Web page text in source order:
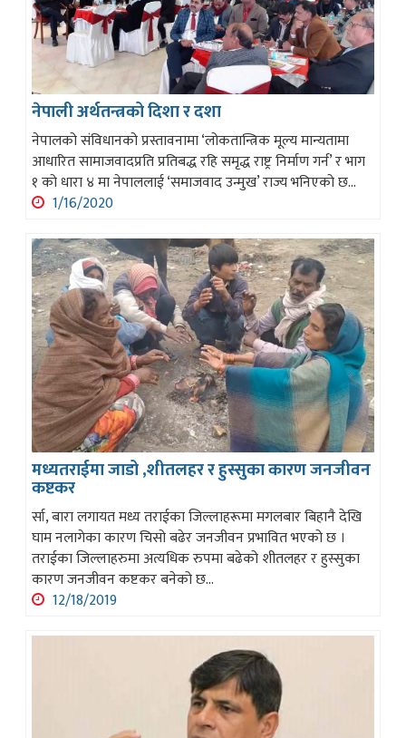
नेपाली अर्थतन्त्रको दिशा र दशा
नेपालको संविधानको प्रस्तावनामा ‘लोकतान्त्रिक मूल्य मान्यतामा
आधारित सामाजवादप्रति प्रतिबद्ध रहि समृद्ध राष्ट्र निर्माण गर्न’ र भाग
१ को धारा ४ मा नेपाललाई ‘समाजवाद उन्मुख’ राज्य भनिएको छ...
1/16/2020
मध्यतराईमा जाडो ,शीतलहर र हुस्सुका कारण जनजीवन
कष्टकर
र्सा, बारा लगायत मध्य तराईका जिल्लाहरूमा मगलबार बिहानै देखि
घाम नलागेका कारण चिसो बढेर जनजीवन प्रभावित भएको छ ।
तराईका जिल्लाहरुमा अत्यधिक रुपमा बढेको शीतलहर र हुस्सुका
कारण जनजीवन कष्टकर बनेको छ...
12/18/2019